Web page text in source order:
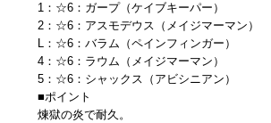
1：☆6：ガープ（ケイブキーパー）
2：☆6：アスモデウス（メイジマーマン）
L：☆6：バラム（ペインフィンガー）
4：☆6：ラウム（メイジマーマン）
5：☆6：シャックス（アビシニアン）
■ポイント
煉獄の炎で耐久。